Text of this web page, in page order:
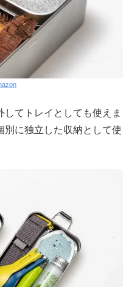
てトレイとしても使えま
別に独立した収納として使